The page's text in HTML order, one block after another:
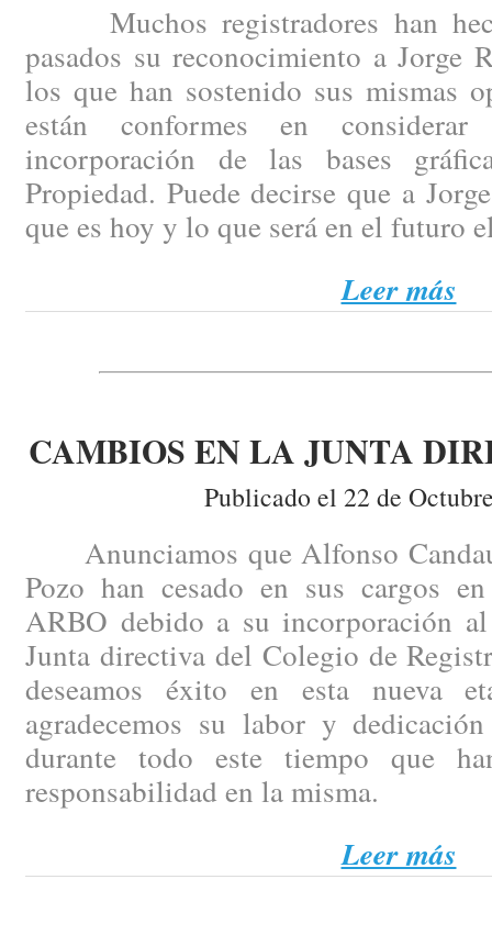
Muchos registradores han
pasados su reconocimiento a Jorge
los que han sostenido sus mismas
están conformes en
incorporación de las bases
Propiedad. Puede decirse que a
que es hoy y lo que será en el futuro
Leer más
CAMBIOS EN LA JUNTA
Publicado el 22 de
Anunciamos que Alfonso
Pozo han cesado en sus cargos
ARBO debido a su incorporación
Junta directiva del Colegio de
deseamos éxito en esta nueva
agradecemos su labor y
durante todo este tiempo que
responsabilidad en la misma.
Leer más